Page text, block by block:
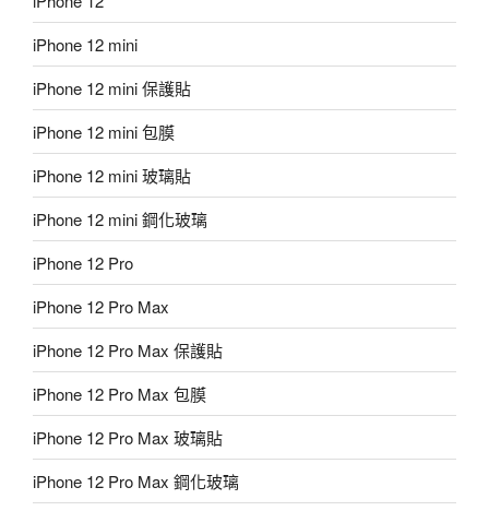
iPhone 12 mini
iPhone 12 mini 保護貼
iPhone 12 mini 包膜
iPhone 12 mini 玻璃貼
iPhone 12 mini 鋼化玻璃
iPhone 12 Pro
iPhone 12 Pro Max
iPhone 12 Pro Max 保護貼
iPhone 12 Pro Max 包膜
iPhone 12 Pro Max 玻璃貼
iPhone 12 Pro Max 鋼化玻璃